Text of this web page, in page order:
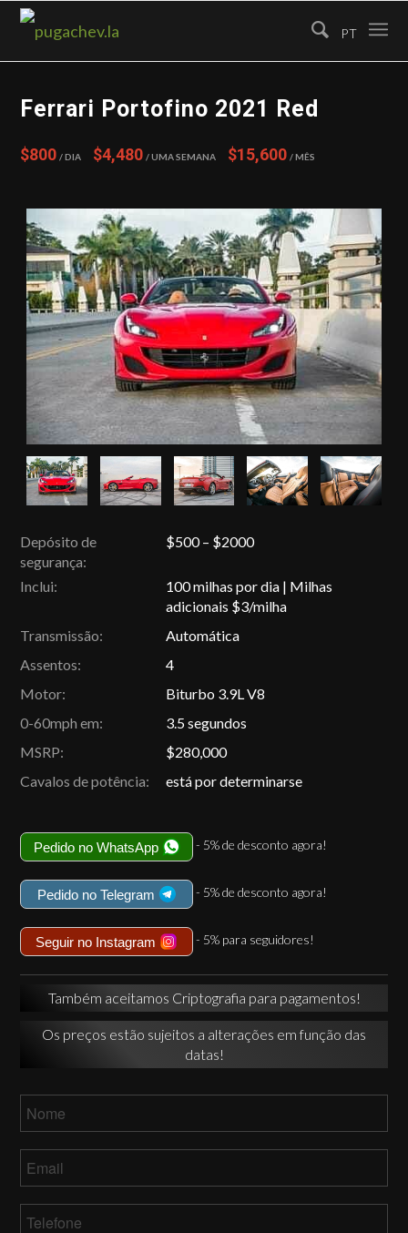
Ferrari Portofino 2021 Red
$800 / Dia $4,480 / Uma semana $15,600 / Mês
Depósito de
segurança:
$500 – $2000
Inclui:
100 milhas por dia | Milhas
adicionais $3/milha
Transmissão:
Automática
Assentos:
4
Motor:
Biturbo 3.9L V8
0-60mph em:
3.5 segundos
MSRP:
$280,000
Cavalos de potência:
está por determinarse
Pedido no WhatsApp - 5% de desconto agora!
Pedido no Telegram - 5% de desconto agora!
Seguir no Instagram - 5% para seguidores!
Também aceitamos Criptografia para pagamentos!
Os preços estão sujeitos a alterações em função das
datas!
PT